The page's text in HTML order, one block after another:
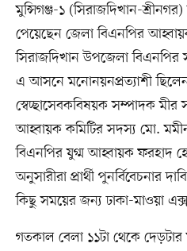
মুন্সিগঞ্জ-১ (সিরাজদিখান-
পেয়েছেন জেলা বিএনপির
সিরাজদিখান উপজেলা
এ আসনে মনোনয়নপ্রত্যাশী ছিলেন
স্বেচ্ছাসেবকবিষয়ক সম্পাদক
আহ্বায়ক কমিটির সদস্য মো.
বিএনপির যুগ্ম আহ্বায়ক ফরহাদ
অনুসারীরা প্রার্থী পুনর্বিবেচনার
কিছু সময়ের জন্য ঢাকা-মাওয়া
গতকাল বেলা ১১টা থেকে